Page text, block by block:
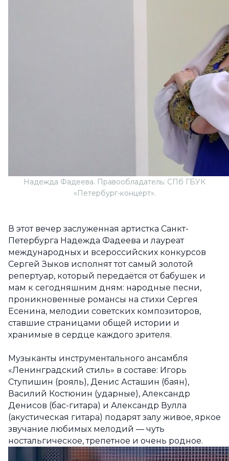
Надежда Фадеева. Правообладатель: СПб ГБУК
«Петербург-концерт».
В этот вечер заслуженная артистка Санкт-
Петербурга Надежда Фадеева и лауреат
международных и всероссийских конкурсов
Сергей Зыков исполнят тот самый золотой
репертуар, который передаётся от бабушек и
мам к сегодняшним дням: народные песни,
проникновенные романсы на стихи Сергея
Есенина, мелодии советских композиторов,
ставшие страницами общей истории и
хранимые в сердце каждого зрителя.
Музыканты инструментального ансамбля
«Ленинградский стиль» в составе: Игорь
Ступишин (рояль), Денис Асташин (баян),
Василий Костюнин (ударные), Александр
Денисов (бас-гитара) и Александр Вулла
(акустическая гитара) подарят залу живое, яркое
звучание любимых мелодий — чуть
ностальгическое, трепетное и очень родное.